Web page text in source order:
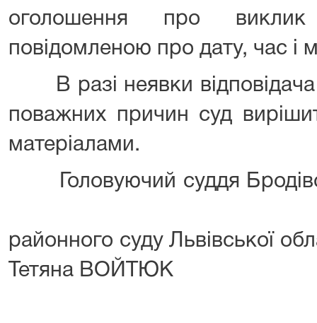
оголошення про
повідомленою про дату, час і
В разі неявки відповідача
поважних причин суд
матеріалами.
Головуючий
районного суду
Тетяна ВОЙТЮК